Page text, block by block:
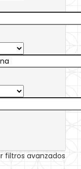
filtros avanzados